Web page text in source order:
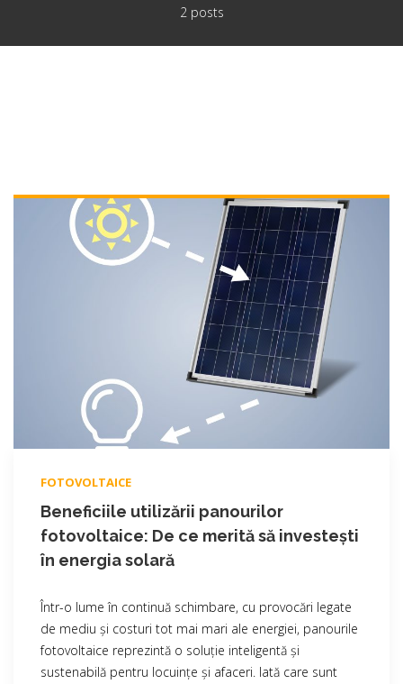
2 posts
FOTOVOLTAICE
Beneficiile utilizării panourilor
fotovoltaice: De ce merită să investești
în energia solară
Într-o lume în continuă schimbare, cu provocări legate
de mediu și costuri tot mai mari ale energiei, panourile
fotovoltaice reprezintă o soluție inteligentă și
sustenabilă pentru locuințe și afaceri. Iată care sunt